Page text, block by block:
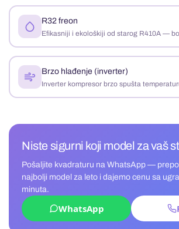
R32 freon
Efikasniji i ekološkiji od starog R410A —
Brzo hlađenje (inverter)
Inverter kompresor brzo spušta
Niste sigurni koji model za vaš
Pošaljite kvadraturu na WhatsApp —
najbolji model za leto i dajemo cenu sa
minuta.
WhatsApp